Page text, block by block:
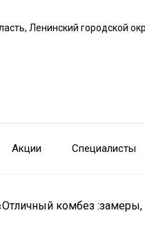
Ленинский городской
Акции Специалисты
комбез